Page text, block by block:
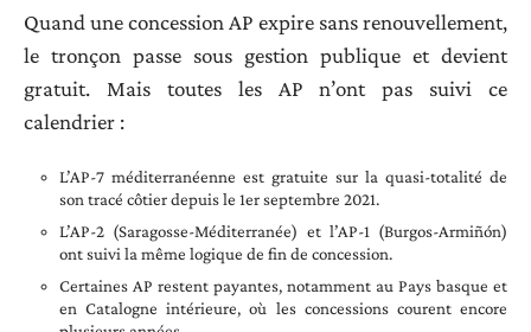
Quand une concession AP expire sans renouvellement,
le tronçon passe sous gestion publique et devient
gratuit. Mais toutes les AP n’ont pas suivi ce
calendrier :
L’AP-7 méditerranéenne est gratuite sur la quasi-totalité de
son tracé côtier depuis le 1er septembre 2021.
L’AP-2 (Saragosse-Méditerranée) et l’AP-1 (Burgos-Armiñón)
ont suivi la même logique de fin de concession.
Certaines AP restent payantes, notamment au Pays basque et
en Catalogne intérieure, où les concessions courent encore